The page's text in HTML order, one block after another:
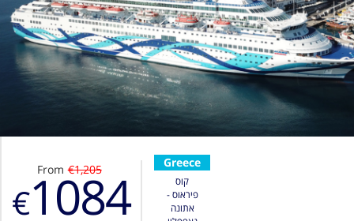
Greece
קוס
פיראוס -
אתונה
From €1,205
€1084